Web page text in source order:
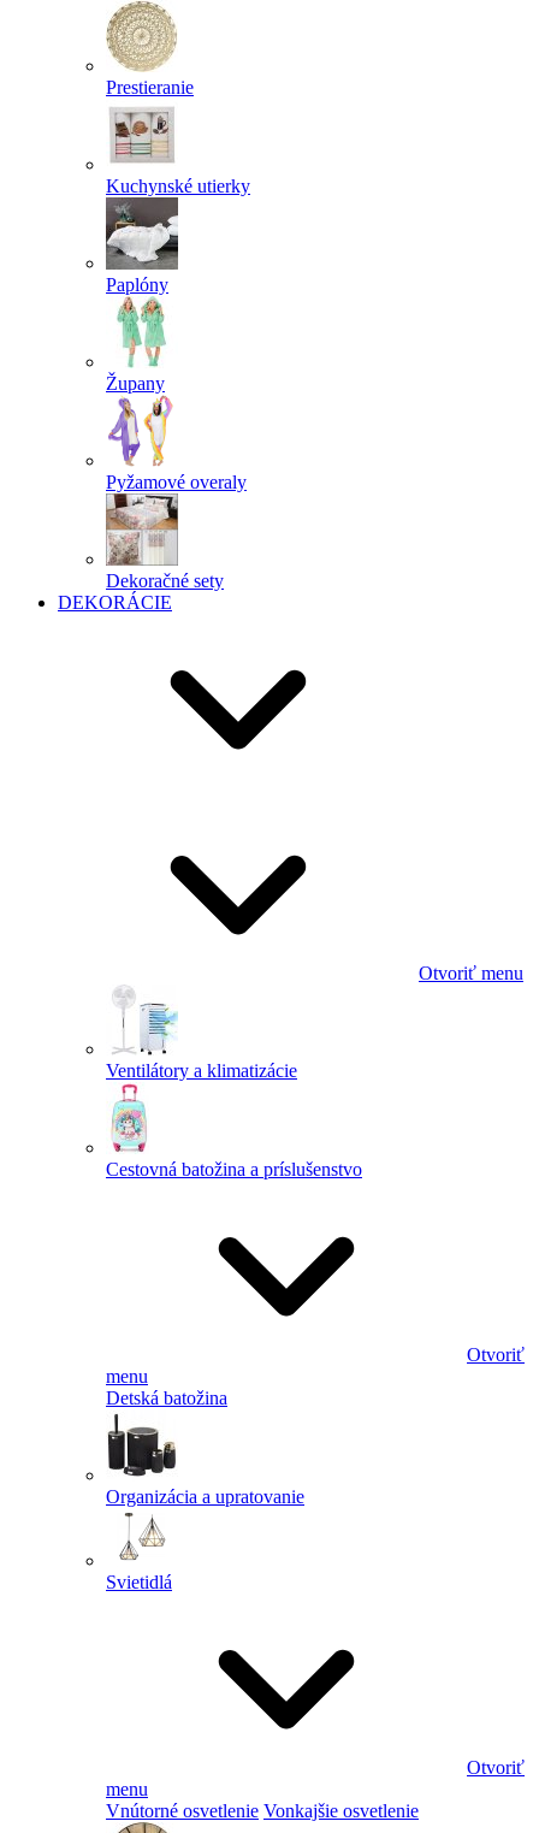
Prestieranie
Kuchynské utierky
Paplóny
Župany
Pyžamové overaly
Dekoračné sety
DEKORÁCIE
Otvoriť menu
Ventilátory a klimatizácie
Cestovná batožina a príslušenstvo
Otvoriť
menu
Detská batožina
Organizácia a upratovanie
Svietidlá
Otvoriť
menu
Vnútorné osvetlenie Vonkajšie osvetlenie